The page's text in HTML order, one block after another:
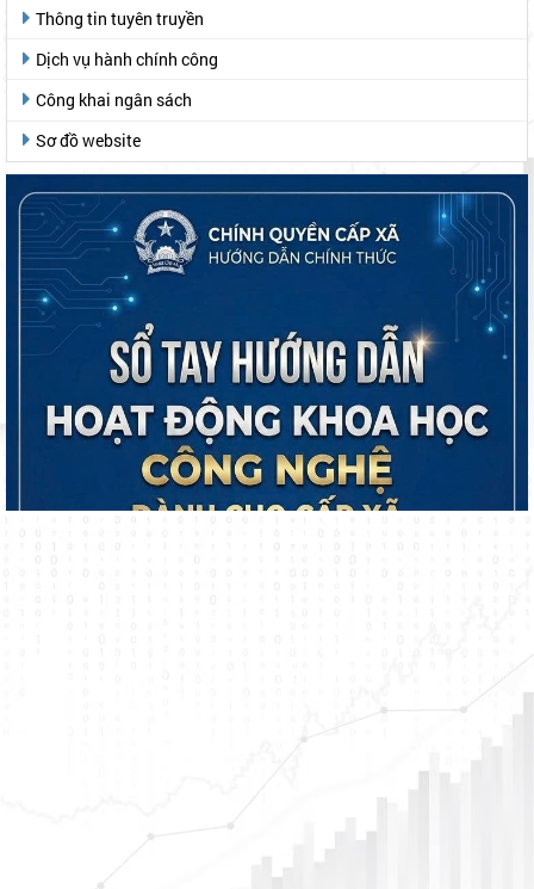
Thông tin tuyên truyền
Dịch vụ hành chính công
Công khai ngân sách
Sơ đồ website